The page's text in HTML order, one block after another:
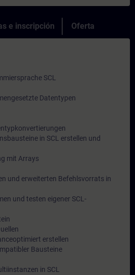
e inscripción Oferta
SCL
Datentypen
in SCL erstellen und
mit Arrays
und erweiterten Befehlsvorrats in
und testen eigener SCL-
erstellen
Bausteine
in SCL